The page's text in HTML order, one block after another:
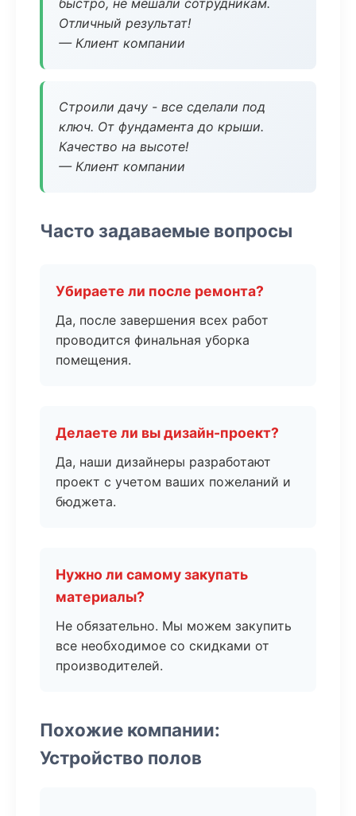
быстро, не мешали сотрудникам.
Отличный результат!
— Клиент компании
Строили дачу - все сделали под
ключ. От фундамента до крыши.
Качество на высоте!
— Клиент компании
Часто задаваемые вопросы
Убираете ли после ремонта?
Да, после завершения всех работ
проводится финальная уборка
помещения.
Делаете ли вы дизайн-проект?
Да, наши дизайнеры разработают
проект с учетом ваших пожеланий и
бюджета.
Нужно ли самому закупать
материалы?
Не обязательно. Мы можем закупить
все необходимое со скидками от
производителей.
Похожие компании:
Устройство полов